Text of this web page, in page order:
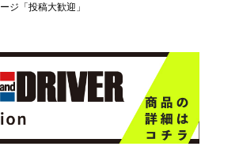
ジ「投稿大歓迎」